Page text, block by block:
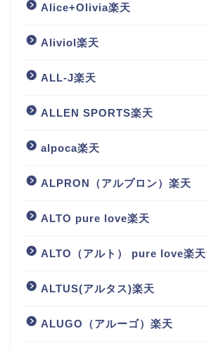
Alice+Olivia楽天
Aliviol楽天
ALL-J楽天
ALLEN SPORTS楽天
alpoca楽天
ALPRON（アルプロン）楽天
ALTO pure love楽天
ALTO（アルト） pure love楽天
ALTUS(アルタス)楽天
ALUGO（アルーゴ）楽天